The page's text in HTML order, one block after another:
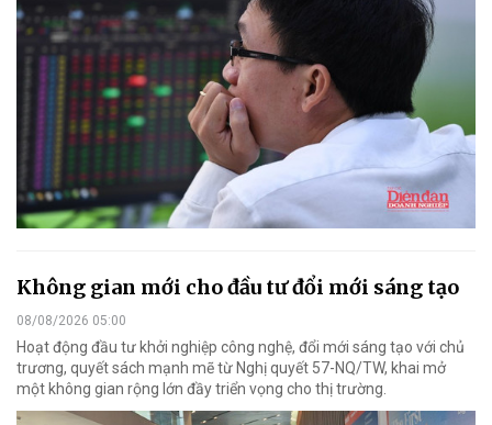
Không gian mới cho đầu tư đổi mới sáng tạo
08/08/2026 05:00
Hoạt động đầu tư khởi nghiệp công nghệ, đổi mới sáng tạo với chủ
trương, quyết sách mạnh mẽ từ Nghị quyết 57-NQ/TW, khai mở
một không gian rộng lớn đầy triển vọng cho thị trường.